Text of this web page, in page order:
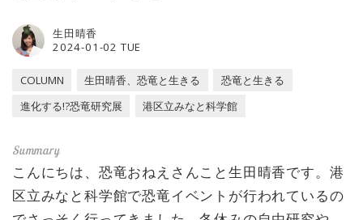
2024-01-02 TUE
生田晴香
COLUMN 生田晴香、恐竜と生きる
恐竜と生きる
進化する!?恐竜研究展
港区立みなと科学館
こんにちは、恐竜おねえさんこと生田晴香です。港
区立みなと科学館で恐竜イベントが行われているの